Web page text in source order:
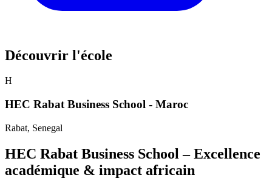
Découvrir l'école
H
HEC Rabat Business School - Maroc
Rabat, Senegal
HEC Rabat Business School – Excellence
académique & impact africain